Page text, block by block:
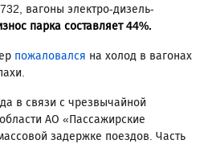
вагоны электро-дизель-
парка составляет 44%.
пожаловался на холод в вагонах
в связи с чрезвычайной
АО «Пассажирские
задержке поездов. Часть